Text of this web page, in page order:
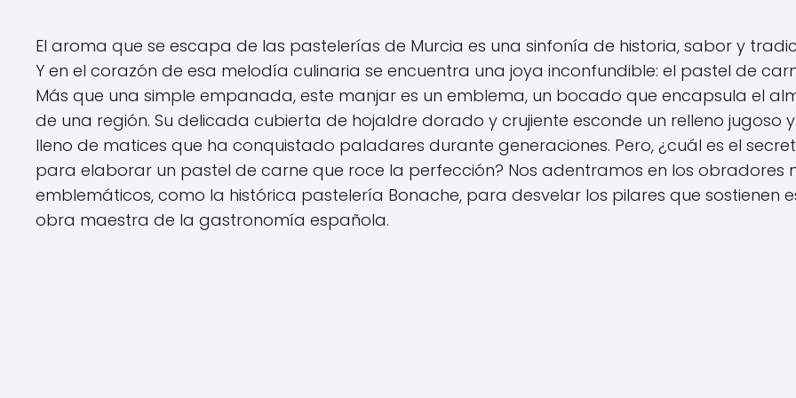
El aroma que se escapa de las pastelerías de Murcia es una sinfonía de historia, sabor y
Y en el corazón de esa melodía culinaria se encuentra una joya inconfundible: el pastel de
Más que una simple empanada, este manjar es un emblema, un bocado que encapsula el
de una región. Su delicada cubierta de hojaldre dorado y crujiente esconde un relleno jugoso y
lleno de matices que ha conquistado paladares durante generaciones. Pero, ¿cuál es el
para elaborar un pastel de carne que roce la perfección? Nos adentramos en los obradores
emblemáticos, como la histórica pastelería Bonache, para desvelar los pilares que sostienen
obra maestra de la gastronomía española.